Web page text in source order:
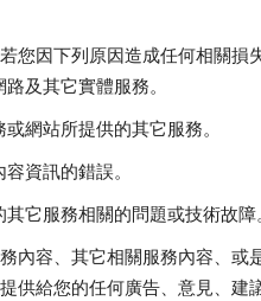
您因下列原因造成任何相關損
及其它實體服務。
網站所提供的其它服務。
資訊的錯誤。
它服務相關的問題或技術故障
內容、其它相關服務內容、
供給您的任何廣告、意見、